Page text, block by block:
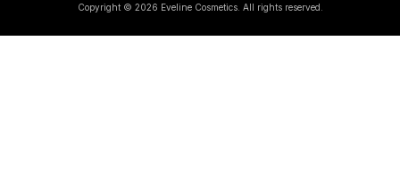
Copyright © 2026 Eveline Cosmetics. All rights reserved.